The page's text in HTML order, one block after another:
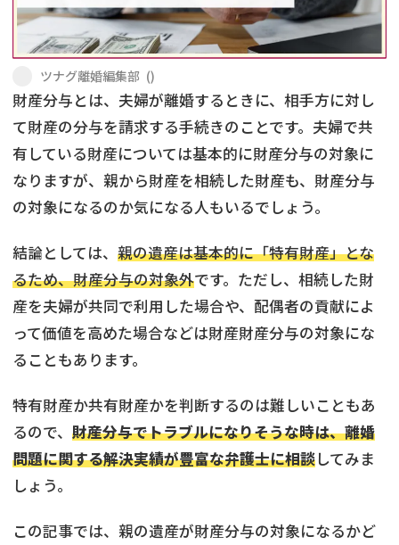
不貞・不倫慰謝料請求
内縁の夫婦
養育費
慰謝料
国際離婚
離婚の相談先
離婚したくない
ツナグ離婚編集部 ()
財産分与とは、夫婦が離婚するときに、相手方に対し
て財産の分与を請求する手続きのことです。夫婦で共
有している財産については基本的に財産分与の対象に
なりますが、親から財産を相続した財産も、財産分与
の対象になるのか気になる人もいるでしょう。
結論としては、 親の遺産は基本的に「特有財産」とな
るため、財産分与の対象外です。ただし、相続した財
産を夫婦が共同で利用した場合や、配偶者の貢献によ
って価値を高めた場合などは財産財産分与の対象にな
ることもあります。
特有財産か共有財産かを判断するのは難しいこともあ
るので、 財産分与でトラブルになりそうな時は、離婚
問題に関する解決実績が豊富な弁護士に相談してみま
しょう。
この記事では、親の遺産が財産分与の対象になるかど